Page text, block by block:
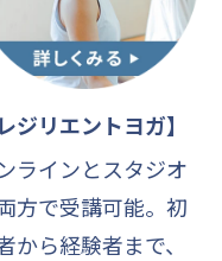
レジリエントヨガ】
ラインとスタジオ
方で受講可能。初
から経験者まで、